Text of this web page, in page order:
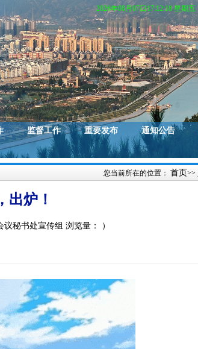
2026年08月07日17:12:20 星期五
监督工作 重要发布 通知公告
您当前所在的位置： 首页>>
出炉！
议秘书处宣传组 浏览量： ）